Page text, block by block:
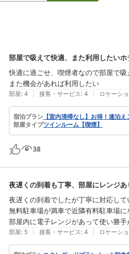
部屋で吸えて快適、また利用したいホ
快適に過ごせ、喫煙者なので部屋で
また機会があれば利用したい
部屋: 4 | 接客・サービス: 4 | ロケーシ
宿泊プラン 【室内清掃なし】お得！連泊
部屋タイプツインルーム【喫煙】
38
夜遅くの到着も丁寧、部屋にレンジあ
夜遅くの到着でしたが丁寧に対応して
無料駐車場が満車で近隣有料駐車場
部屋内に電子レンジがあって使い勝
部屋: 5 | 接客・サービス: 4 | ロケーシ